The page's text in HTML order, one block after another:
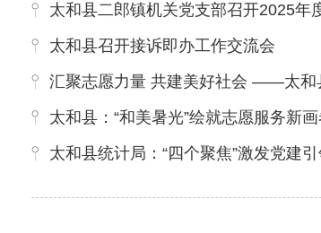
太和县二郎镇机关党支部召开2025年
太和县召开接诉即办工作交流会
汇聚志愿力量 共建美好社会 ——太和
太和县：“和美暑光”绘就志愿服务新画
太和县统计局：“四个聚焦”激发党建